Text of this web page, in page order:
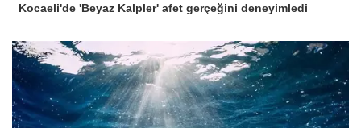
Kocaeli'de 'Beyaz Kalpler' afet gerçeğini deneyimledi